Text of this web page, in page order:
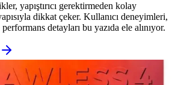
yapıştırıcı gerektirmeden kolay
dikkat çeker. Kullanıcı deneyimleri,
detayları bu yazıda ele alınıyor.